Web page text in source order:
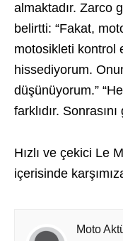
almaktadır. Zarco
belirtti: “Fakat,
motosikleti kontrol
hissediyorum.
düşünüyorum.”
farklıdır.
Hızlı ve çekici Le
içerisinde
Moto